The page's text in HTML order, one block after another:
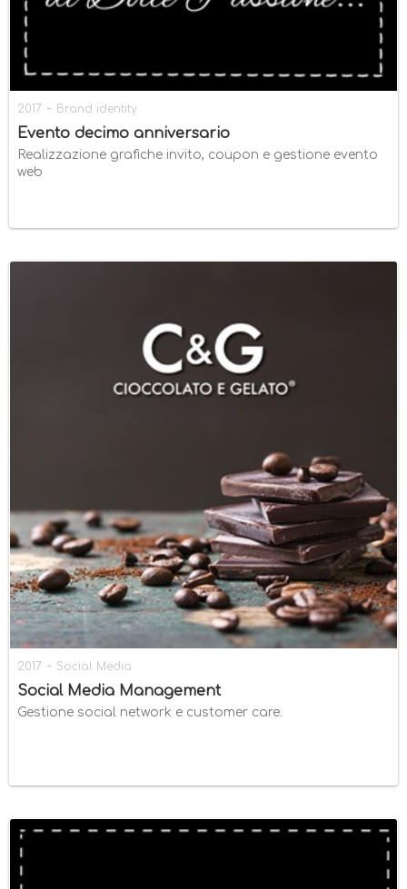
2017 - Brand identity
Evento decimo anniversario
Realizzazione grafiche invito, coupon e gestione evento
web
2017 - Social Media
Social Media Management
Gestione social network e customer care.